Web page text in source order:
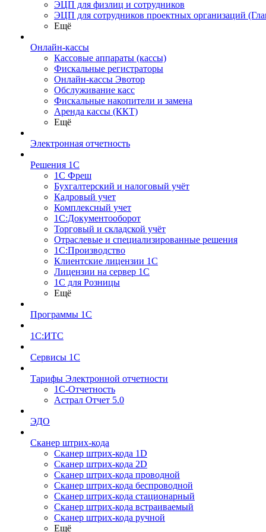
ЭЦП для физлиц и сотрудников
ЭЦП для сотрудников проектных организаций
Ещё
Онлайн-кассы
Кассовые аппараты (кассы)
Фискальные регистраторы
Онлайн-кассы Эвотор
Обслуживание касс
Фискальные накопители и замена
Аренда кассы (ККТ)
Ещё
Электронная отчетность
Решения 1С
1С Фреш
Бухгалтерский и налоговый учёт
Кадровый учет
Комплексный учет
1С:Документооборот
Торговый и складской учёт
Отраслевые и специализированные решения
1С:Производство
Клиентские лицензии 1С
Лицензии на сервер 1С
1С для Розницы
Ещё
Программы 1С
1С:ИТС
Сервисы 1С
Тарифы Электронной отчетности
1С-Отчетность
Астрал Отчет 5.0
ЭДО
Сканер штрих-кода
Сканер штрих-кода 1D
Сканер штрих-кода 2D
Сканер штрих-кода проводной
Сканер штрих-кода беспроводной
Сканер штрих-кода стационарный
Сканер штрих-кода встраиваемый
Сканер штрих-кода ручной
Ещё